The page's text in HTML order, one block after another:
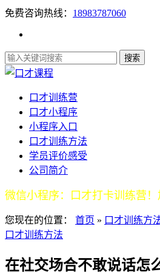
免费咨询热线： 18983787060
口才训练营
口才小程序
小程序入口
口才训练方法
学员评价感受
公司简介
微信小程序：口才打卡训练营
您现在的位置： 首页 » 口才训练方
口才训练方法
在社交场合不敢说话怎